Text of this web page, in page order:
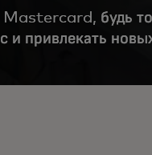
будь
и привлекать